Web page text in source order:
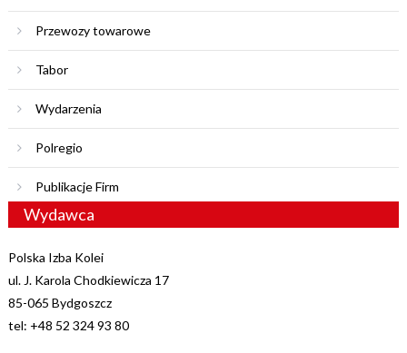
Przewozy towarowe
Tabor
Wydarzenia
Polregio
Publikacje Firm
Wydawca
Polska Izba Kolei
ul. J. Karola Chodkiewicza 17
85-065 Bydgoszcz
tel: +48 52 324 93 80